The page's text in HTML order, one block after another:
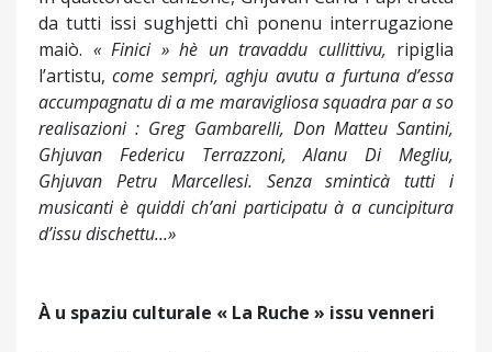
da tutti issi sughjetti chì ponenu interrugazione
maiò. « Finici » hè un travaddu cullittivu, ripiglia
l’artistu,come sempri, aghju avutu a furtuna d’essa
accumpagnatu di a me maravigliosa squadra par a so
realisazioni : Greg Gambarelli, Don Matteu Santini,
Ghjuvan Federicu Terrazzoni, Alanu Di Megliu,
Ghjuvan Petru Marcellesi. Senza sminticà tutti i
musicanti è quiddi ch’ani participatu à a cuncipitura
d’issu dischettu...»
À u spaziu culturale « La Ruche » issu venneri